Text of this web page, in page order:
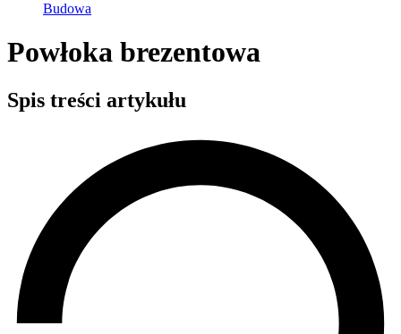
Budowa
Powłoka brezentowa
Spis treści artykułu